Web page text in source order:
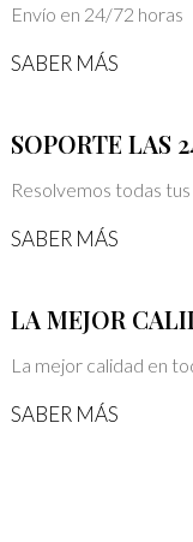
Envío en 24/72 horas
SABER MÁS
SOPORTE LAS
Resolvemos todas tus
SABER MÁS
LA MEJOR
La mejor calidad en
SABER MÁS